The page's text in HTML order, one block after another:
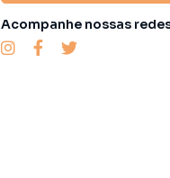
Acompanhe nossas